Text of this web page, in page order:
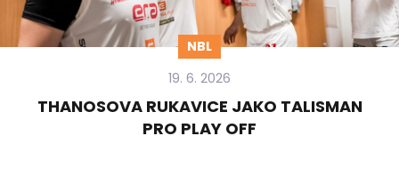
NBL
19. 6. 2026
THANOSOVA RUKAVICE JAKO TALISMAN
PRO PLAY OFF